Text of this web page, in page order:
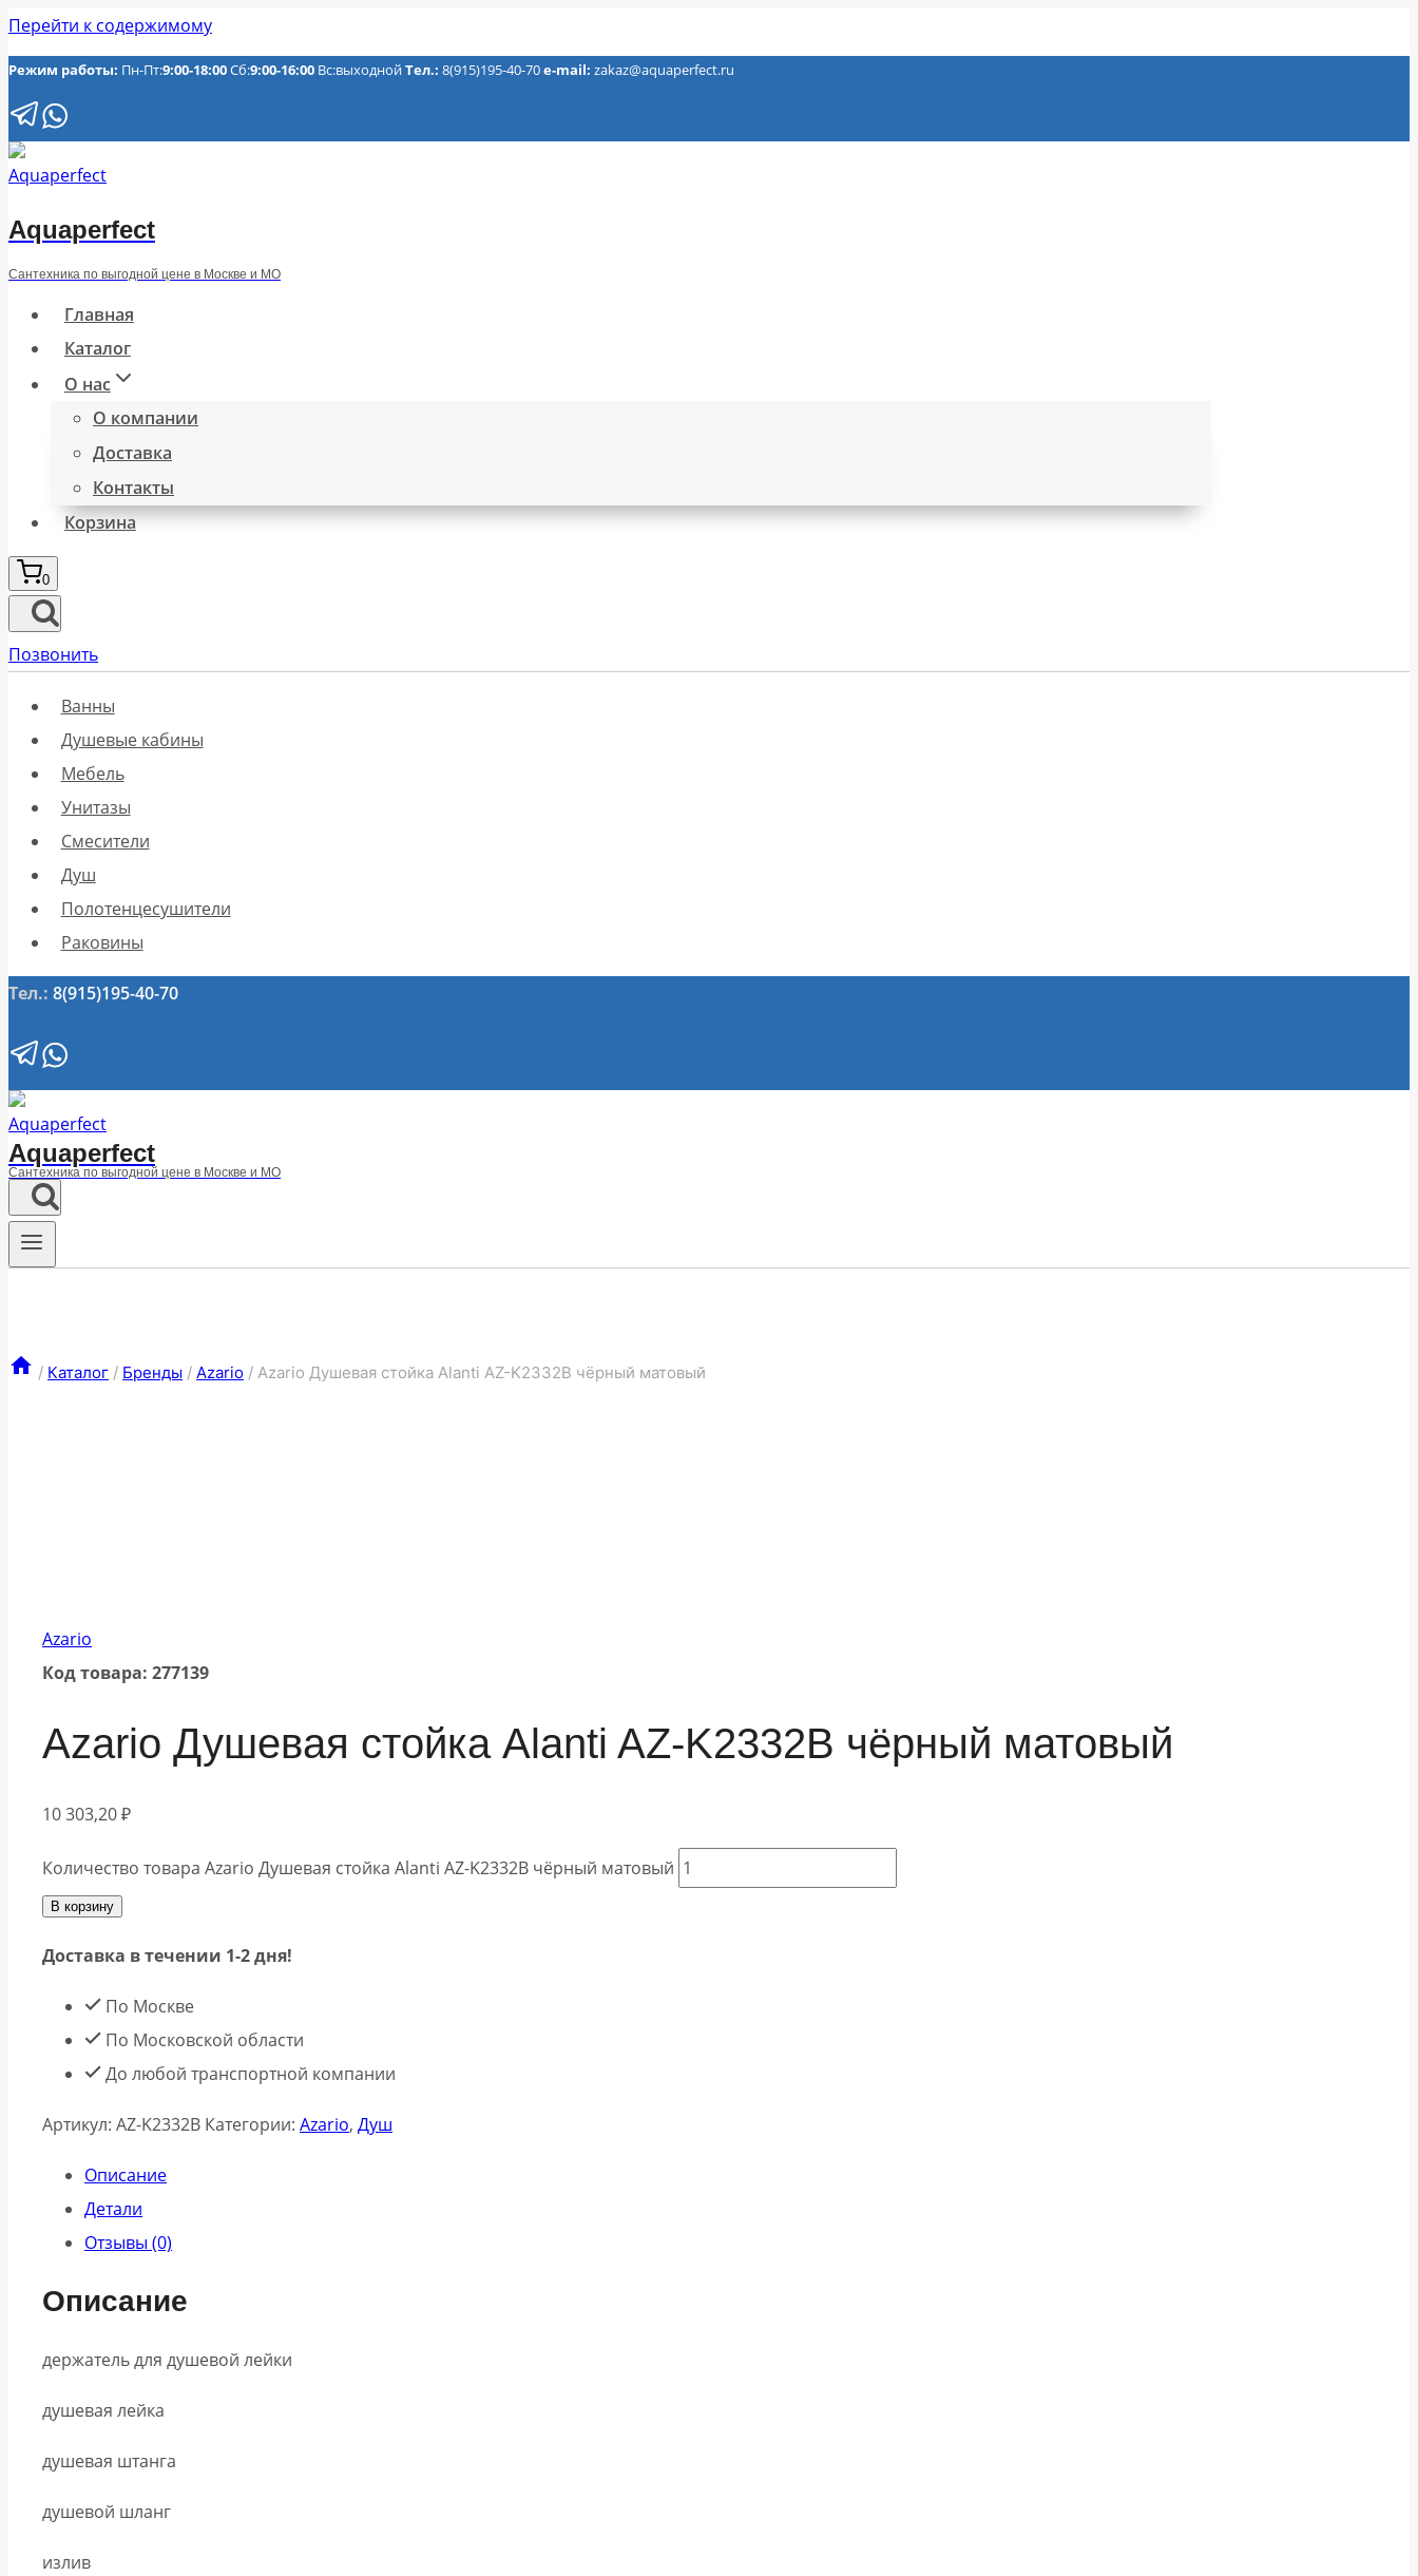
Перейти к содержимому
Режим работы: Пн-Пт:9:00-18:00Сб:9:00-16:00 Вс:выходнойТел.: 8(915)195-40-70e-mail: zakaz@aquaperfect.ru
Aquaperfect
Сантехника по выгодной цене в Москве и МО
Главная
Каталог
О нас
О компании
Доставка
Контакты
Корзина
0
Позвонить
Ванны
Душевые кабины
Мебель
Унитазы
Смесители
Душ
Полотенцесушители
Раковины
Тел.: 8(915)195-40-70
Aquaperfect
Сантехника по выгодной цене в Москве и МО
/ Каталог / Бренды / Azario / Azario Душевая стойка Alanti AZ-K2332B чёрный матовый
Azario
Код товара: 277139
Azario Душевая стойка Alanti AZ-K2332B чёрный матовый
10 303,20₽
Количество товара Azario Душевая стойка Alanti AZ-K2332B чёрный матовый
В корзину
Доставка в течении 1-2 дня!
По Москве
По Московской области
До любой транспортной компании
Артикул: AZ-K2332B Категории: Azario, Душ
Описание
Детали
Отзывы (0)
Описание
держатель для душевой лейки
душевая лейка
душевая штанга
душевой шланг
излив